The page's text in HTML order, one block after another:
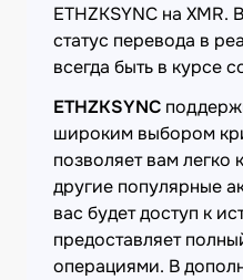
ETHZKSYNC на
статус перевода в
всегда быть в курсе
ETHZKSYNC
широким выбором
позволяет вам легко
другие популярные
вас будет доступ к
предоставляет
операциями. В